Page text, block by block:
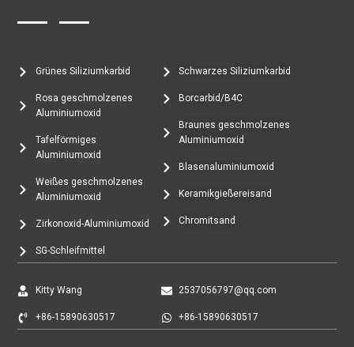
Grünes Siliziumkarbid
Rosa geschmolzenes
Aluminiumoxid
Tafelförmiges
Aluminiumoxid
Weißes geschmolzenes
Aluminiumoxid
Zirkonoxid-Aluminiumoxid
SG-Schleifmittel
Schwarzes Siliziumkarbid
Borcarbid/B4C
Braunes geschmolzenes
Aluminiumoxid
Blasenaluminiumoxid
Keramikgießereisand
Chromitsand
Kitty Wang
+86-15890630517
2537056797@qq.com
+86-15890630517